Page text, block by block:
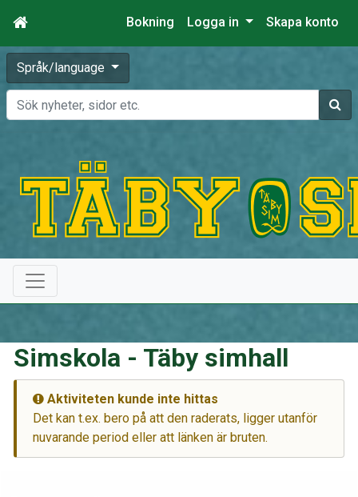
Bokning Logga in Skapa konto
Språk/language
Sök
Simskola - Täby simhall
Aktiviteten kunde inte hittas
Det kan t.ex. bero på att den raderats, ligger utanför
nuvarande period eller att länken är bruten.